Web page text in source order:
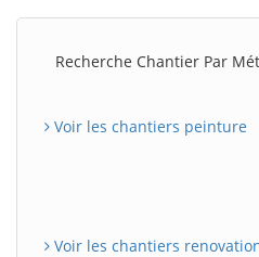
Recherche Chantier Par
Voir les chantiers peinture
Voir les chantiers